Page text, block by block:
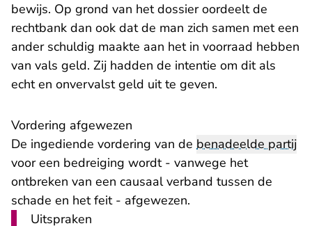
bewijs. Op grond van het dossier oordeelt de
rechtbank dan ook dat de man zich samen met een
ander schuldig maakte aan het in voorraad hebben
van vals geld. Zij hadden de intentie om dit als
echt en onvervalst geld uit te geven.
Vordering afgewezen
De ingediende vordering van de benadeelde partij
voor een bedreiging wordt - vanwege het
ontbreken van een causaal verband tussen de
schade en het feit - afgewezen.
Uitspraken